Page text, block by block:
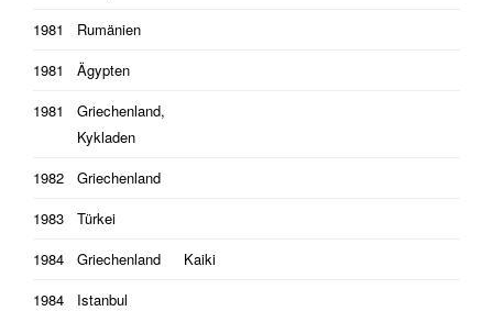
1981
Rumänien
1981
Ägypten
1981
Griechenland,
Kykladen
1982
Griechenland
1983
Türkei
1984
Griechenland
Kaiki
1984
Istanbul